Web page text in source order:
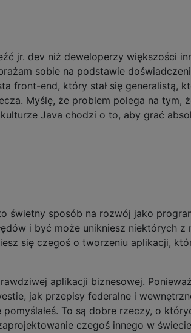
jr. dev niż deweloperzy większości
sobie na podstawie
front-end, który stał się generalistą,
Myślę, że problem polega na tym,
Java chodzi o to, aby grać
świetny sposób na rozwój jako
i być może unikniesz niektórych z
się czegoś o tworzeniu aplikacji,
aplikacji biznesowej. Ponieważ
jak przepisy federalne i
To są dobre rzeczy, o
czegoś innego w świecie